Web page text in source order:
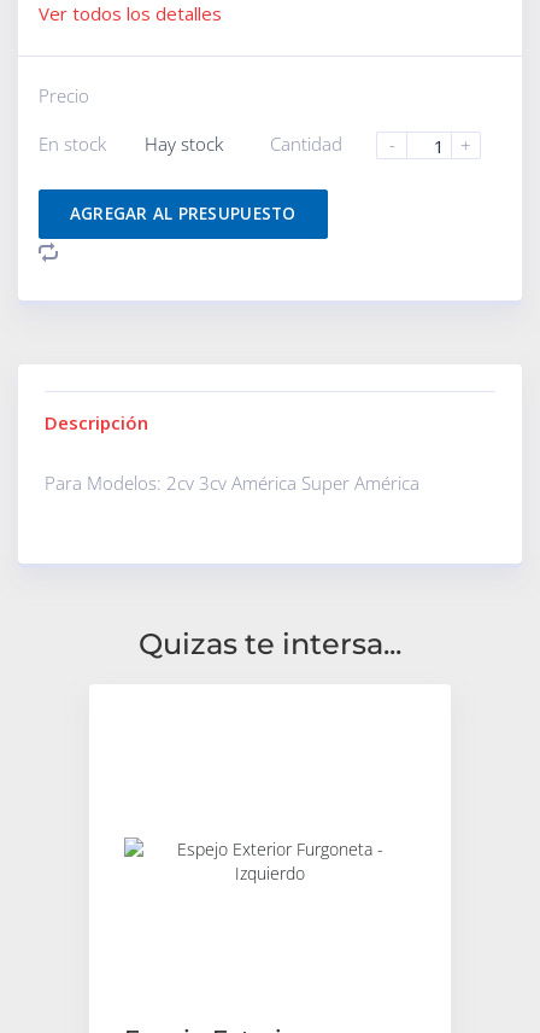
Ver todos los detalles
Precio
En stock
Hay stock Cantidad - +
AGREGAR AL PRESUPUESTO
Descripción
Para Modelos: 2cv 3cv América Super América
Quizas te intersa...